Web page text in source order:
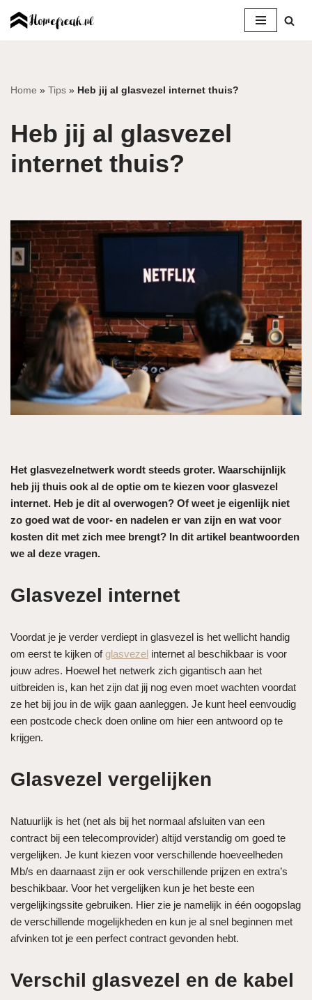
inhoud
Home » Tips » Heb jij al glasvezel internet thuis?
Heb jij al glasvezel
internet thuis?
Het glasvezelnetwerk wordt steeds groter. Waarschijnlijk
heb jij thuis ook al de optie om te kiezen voor glasvezel
internet. Heb je dit al overwogen? Of weet je eigenlijk niet
zo goed wat de voor- en nadelen er van zijn en wat voor
kosten dit met zich mee brengt? In dit artikel beantwoorden
we al deze vragen.
Glasvezel internet
Voordat je je verder verdiept in glasvezel is het wellicht handig
om eerst te kijken ofglasvezel internet al beschikbaar is voor
jouw adres. Hoewel het netwerk zich gigantisch aan het
uitbreiden is, kan het zijn dat jij nog even moet wachten voordat
ze het bij jou in de wijk gaan aanleggen. Je kunt heel eenvoudig
een postcode check doen online om hier een antwoord op te
krijgen.
Glasvezel vergelijken
Natuurlijk is het (net als bij het normaal afsluiten van een
contract bij een telecomprovider) altijd verstandig om goed te
vergelijken. Je kunt kiezen voor verschillende hoeveelheden
Mb/s en daarnaast zijn er ook verschillende prijzen en extra’s
beschikbaar. Voor het vergelijken kun je het beste een
vergelijkingssite gebruiken. Hier zie je namelijk in één oogopslag
de verschillende mogelijkheden en kun je al snel beginnen met
afvinken tot je een perfect contract gevonden hebt.
Verschil glasvezel en de kabel